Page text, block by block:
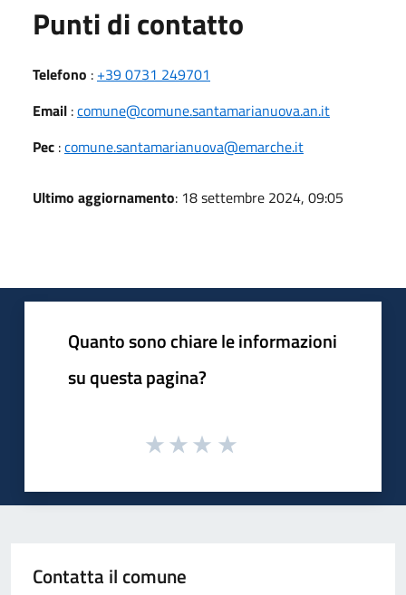
Punti di contatto
Telefono : +39 0731 249701
Email :comune@comune.santamarianuova.an.it
Pec :comune.santamarianuova@emarche.it
Ultimo aggiornamento: 18 settembre 2024, 09:05
Quanto sono chiare le informazioni
su questa pagina?
Contatta il comune